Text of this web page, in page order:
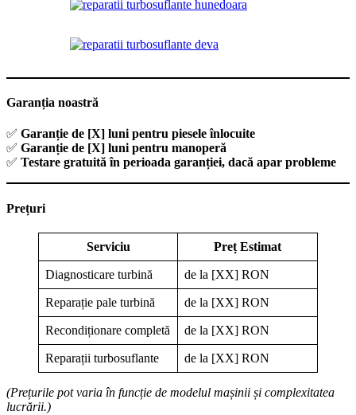
Garanția noastră
✅ Garanție de [X] luni pentru piesele înlocuite
✅ Garanție de [X] luni pentru manoperă
✅ Testare gratuită în perioada garanției, dacă apar probleme
Prețuri
Serviciu Preț Estimat
Diagnosticare turbină de la [XX] RON
Reparație pale turbină de la [XX] RON
Recondiționare completă de la [XX] RON
Reparații turbosuflante de la [XX] RON
(Prețurile pot varia în funcție de modelul mașinii și complexitatea
lucrării.)